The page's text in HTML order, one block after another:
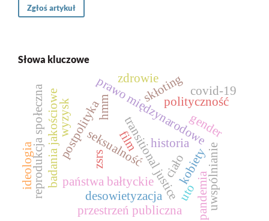
Zgłoś artykuł
Słowa kluczowe
transitional justice
państwa bałtyckie
prawo międzynarodowe
desowietyzacja
historia
zsrs kobiety
gender
ciało
seksualność
film
badania jakościowe
przestrzeń publiczna
postpolityka
uwspólnianie
polityczność
reprodukcja społeczna skłoting
wyzysk
ideologia
pandemia
covid-19
zdrowie
uto
hmm